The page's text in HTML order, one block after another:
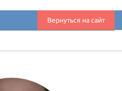
Вернуться на сайт